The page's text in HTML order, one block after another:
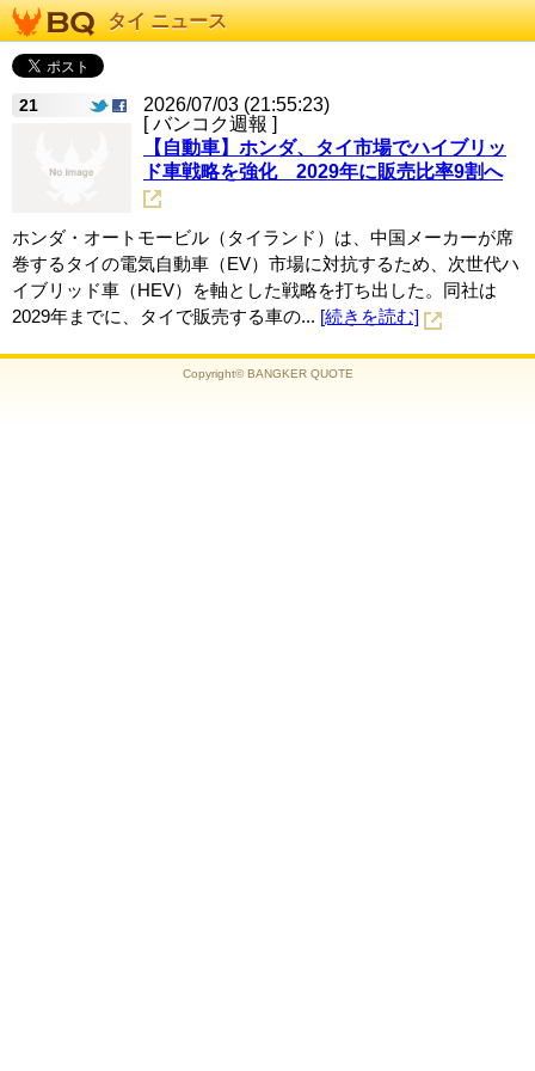
タイ ニュース
21
2026/07/03 (21:55:23)
[ バンコク週報 ]
【自動車】ホンダ、タイ市場でハイブリッ
ド車戦略を強化 2029年に販売比率9割へ
ホンダ・オートモービル（タイランド）は、中国メーカーが席
巻するタイの電気自動車（EV）市場に対抗するため、次世代ハ
イブリッド車（HEV）を軸とした戦略を打ち出した。同社は
2029年までに、タイで販売する車の... [続きを読む]
Copyright© BANGKER QUOTE